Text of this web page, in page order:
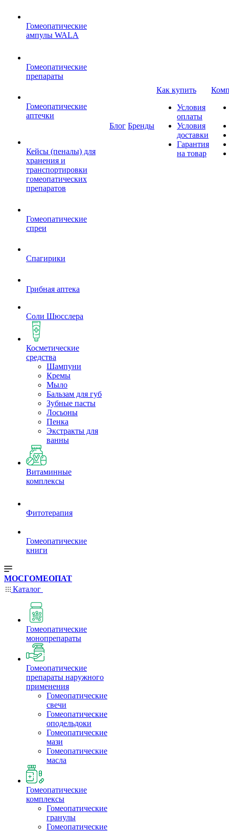
Гомеопатические
ампулы WALA
Гомеопатические
препараты
Гомеопатические
аптечки
Кейсы (пеналы) для
хранения и
транспортировки
гомеопатических
препаратов
Гомеопатические
спреи
Спагирики
Грибная аптека
Соли Шюсслера
Косметические
средства
Шампуни
Кремы
Мыло
Бальзам для губ
Зубные пасты
Лосьоны
Пенка
Экстракты для
ванны
Витаминные
комплексы
Фитотерапия
Гомеопатические
книги
Блог Бренды
Как купить
Условия
оплаты
Условия
доставки
Гарантия
на товар
МОСГОМЕОПАТ
Каталог
Гомеопатические
монопрепараты
Гомеопатические
препараты наружного
применения
Гомеопатические
свечи
Гомеопатические
оподельдоки
Гомеопатические
мази
Гомеопатические
масла
Гомеопатические
комплексы
Гомеопатические
гранулы
Гомеопатические